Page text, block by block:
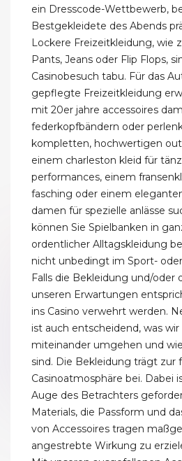
ein Dresscode-Wettbewerb,
Bestgekleidete des Abends
Lockere Freizeitkleidung, wie
Pants, Jeans oder Flip Flops,
Casinobesuch tabu. Für das
gepflegte Freizeitkleidung
mit 20er jahre accessoires
federkopfbändern oder
kompletten, hochwertigen
einem charleston kleid für
performances, einem
fasching oder einem
damen für spezielle anlässe
können Sie Spielbanken in
ordentlicher Alltagskleidung
nicht unbedingt im Sport-
Falls die Bekleidung und/oder
unseren Erwartungen
ins Casino verwehrt werden.
ist auch entscheidend, was
miteinander umgehen und
sind. Die Bekleidung trägt zur
Casinoatmosphäre bei. Dabei
Auge des Betrachters
Materials, die Passform und
von Accessoires tragen
angestrebte Wirkung zu